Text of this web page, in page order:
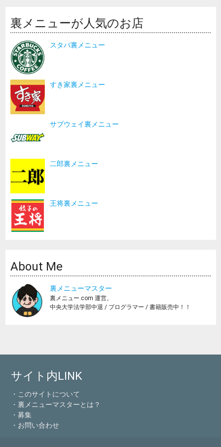
裏メニューが人気のお店
スタバ裏メニュー
すき家裏メニュー
サブウェイ裏メニュー
二郎裏メニュー
王将裏メニュー
About Me
裏メニューマスター
裏メニュー.com 運営。
中央大学法学部中退 / プログラマー / 書籍販売中！！
サイト内LINK
・このサイトについて
・裏メニューマスターとは？
・募集
・お問い合わせ